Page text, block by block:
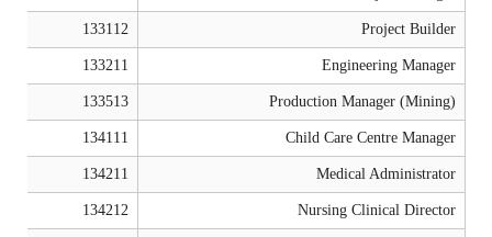
Project Builder
133112
Engineering Manager
133211
Production Manager (Mining)
133513
Child Care Centre Manager
134111
Medical Administrator
134211
Nursing Clinical Director
134212